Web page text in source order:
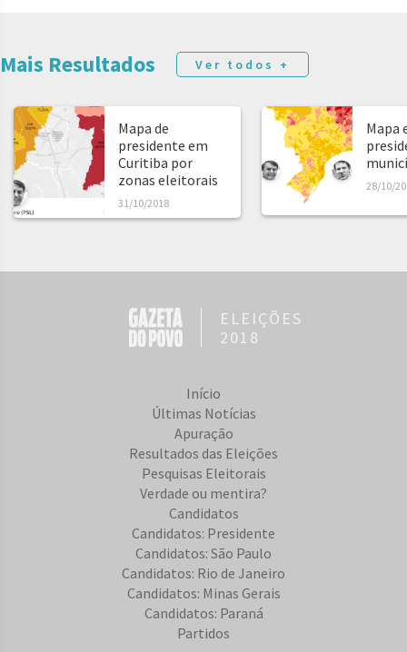
Mais Resultados Ver todos +
Mapa de
presidente em
Curitiba por
zonas eleitorais
31/10/2018
Mapa
28/10/
ELEIÇÕES
2018
Início
Últimas Notícias
Apuração
Resultados das Eleições
Pesquisas Eleitorais
Verdade ou mentira?
Candidatos
Candidatos: Presidente
Candidatos: São Paulo
Candidatos: Rio de Janeiro
Candidatos: Minas Gerais
Candidatos: Paraná
Partidos